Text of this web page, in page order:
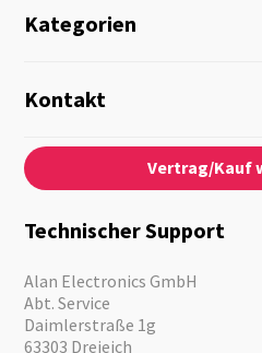
Kategorien
Personenführung
Audio
Notfallvorsorge
Motorrad
Angebote
Kontakt
Kontaktformular
Über Uns
News
Karriere
Kataloge
Vertrag/Kauf
Technischer Support
Alan Electronics GmbH
Abt. Service
Daimlerstraße 1g
63303 Dreieich